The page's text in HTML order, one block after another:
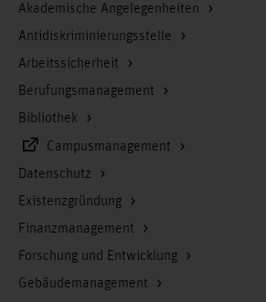
Akademische Angelegenheiten
Antidiskriminierungsstelle
Arbeitssicherheit
Berufungsmanagement
Bibliothek
Campusmanagement
Datenschutz
Existenzgründung
Finanzmanagement
Forschung und Entwicklung
Gebäudemanagement